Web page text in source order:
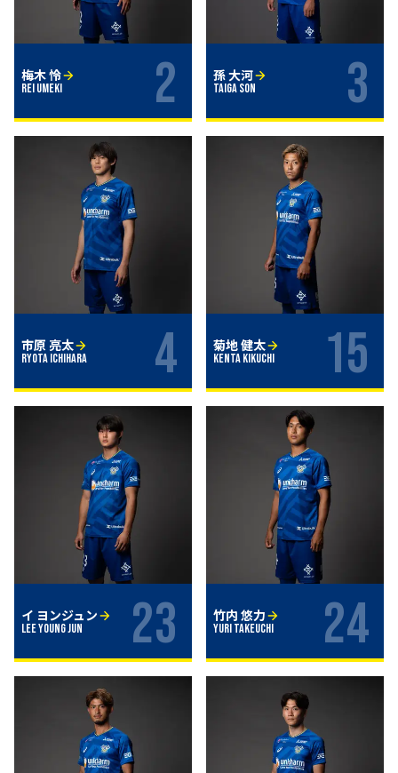
梅木 怜
Rei Umeki 2 孫 大河
Taiga Son 3
市原 亮太
Ryota Ichihara 4 菊地 健太
Kenta Kikuchi 15
イ ヨンジュン
Lee Young Jun 23 竹内 悠力
Yuri Takeuchi 24